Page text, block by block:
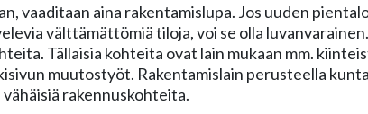
vaaditaan aina rakentamislupa. Jos uuden
välttämättömiä tiloja, voi se olla
Tällaisia kohteita ovat lain mukaan mm.
muutostyöt. Rakentamislain perusteella
rakennuskohteita.